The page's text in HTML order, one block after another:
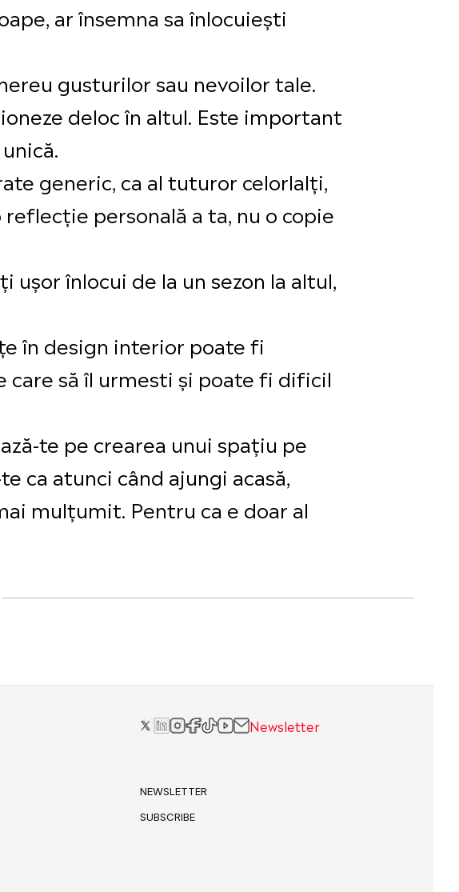
ar însemna sa înlocuiești
gusturilor sau nevoilor tale.
deloc în altul. Este important
generic, ca al tuturor celorlalți,
personală a ta, nu o copie
înlocui de la un sezon la altul,
în design interior poate fi
care să îl urmesti și poate fi dificil
te pe crearea unui spațiu pe
ca atunci când ajungi acasă,
mulțumit. Pentru ca e doar al
Newsletter
NEWSLETTER
SUBSCRIBE